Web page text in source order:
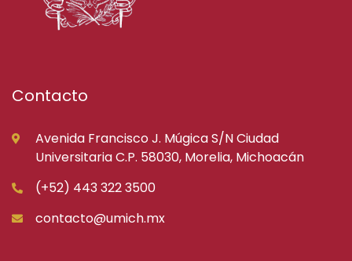
Contacto
Avenida Francisco J. Múgica S/N Ciudad
Universitaria C.P. 58030, Morelia, Michoacán
(+52) 443 322 3500
contacto@umich.mx